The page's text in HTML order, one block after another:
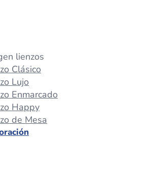
lienzos
Clásico
Lujo
Enmarcado
Happy
de Mesa